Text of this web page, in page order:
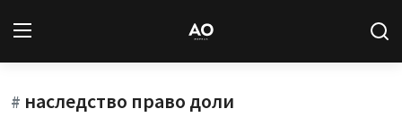
Вход Регистрация
# наследство право доли